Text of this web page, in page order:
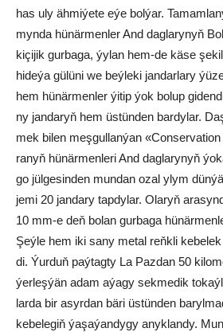
has uly äh­mi­ýe­te eýe bol­ýar.
myn­da hü­när­men­ler And dag­la­ry­nyň
ki­çi­jik gur­ba­ga, ýy­lan hem-de kä­se
hi­de­ýa gü­lü­ni we beý­le­ki jan­dar­la­ry
hem hü­när­men­ler ýi­tip ýok bo­lup
ny jan­da­ryň hem üs­tün­den bar­dy­lar.
mek bi­len meş­gul­lan­ýan
ranyň hünärmenleri And dag­la­ry­nyň
go jül­ge­sin­den mun­dan ozal ylym
je­mi 20 jan­da­ry tap­dy­lar. Ola­ryň
10 mm-e deň bolan gur­ba­ga
Şeý­le hem iki sa­ny me­tal reňk­li
di. Ýur­duň paý­tag­ty La Paz­dan 50
ýer­leş­ýän adam aýa­gy sek­me­dik
lar­da bir asyr­dan bä­ri üs­tün­den
ke­be­le­giň ýa­şa­ýan­dy­gy anyk­lan­dy.